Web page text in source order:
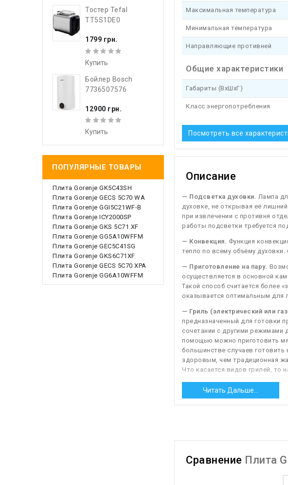
Тостер Tefal
TT5S1DE0
1799 грн.
Купить
Бойлер Bosch
7736507576
12900 грн.
Купить
ПОПУЛЯРНЫЕ ТОВАРЫ
Плита Gorenje GK5C43SH
Плита Gorenje GECS 5C70 WA
Плита Gorenje GGI5C21WF-B
Плита Gorenje ICY2000SP
Плита Gorenje GKS 5C71 XF
Плита Gorenje GG5A10WFFM
Плита Gorenje GEC5C41SG
Плита Gorenje GKS6C71XF
Плита Gorenje GECS 5C70 XPA
Плита Gorenje GG6A10WFFM
Максимальная температура
Минимальная температура
Направляющие противней
Общие характеристики
Габариты (ВхШхГ)
Класс энергопотребления
Посмотреть все
Описание
— Подсветка духовки. Лампа
духовке, не открывая её
при извлечении с противня
работы подсветки требуется
— Конвекция. Функция
тепло по всему объёму
— Приготовление на пару.
осуществляется в основной
Такой способ считается более
оказывается оптимальным для
— Гриль (электрический или
предназначенный для готовки
сочетании с другими режимами
помощью можно приготовить
большинстве случаев
здоровым, чем традиционная
Что касается видов грилей, то
функций (вплоть до
вот газовые устройства
избавляет пользователя от
— Каталитический.
Духовки с
Читать Дальше...
Сравнение Плита